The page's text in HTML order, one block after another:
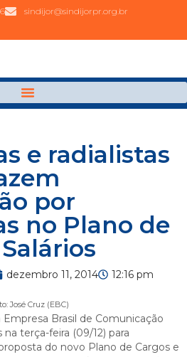
sindijor@sindijorpr.org.br
e radialistas
por
no Plano de
dezembro 11, 2014 12:16 pm
José Cruz (EBC)
Empresa Brasil de Comunicação
na terça-feira (09/12) para
do novo Plano de Cargos e